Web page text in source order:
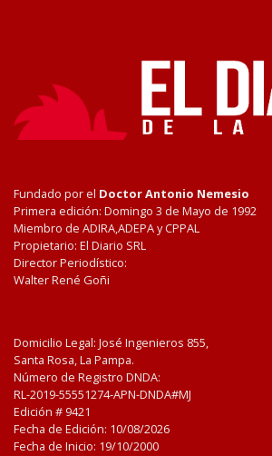
Fundado por el Doctor Antonio Nemesio
Primera edición: Domingo 3 de Mayo de 1992
Miembro de ADIRA,ADEPA y CPPAL
Propietario: El Diario SRL
Director Periodístico:
Walter René Goñi
Domicilio Legal: José Ingenieros 855,
Santa Rosa, La Pampa.
Número de Registro DNDA:
RL-2019-55551274-APN-DNDA#MJ
Edición # 9421
Fecha de Edición: 10/08/2026
Fecha de Inicio: 19/10/2000